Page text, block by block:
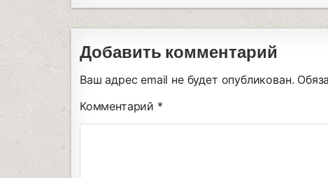
Добавить комментарий
Ваш адрес email не будет опубликован.
Комментарий *